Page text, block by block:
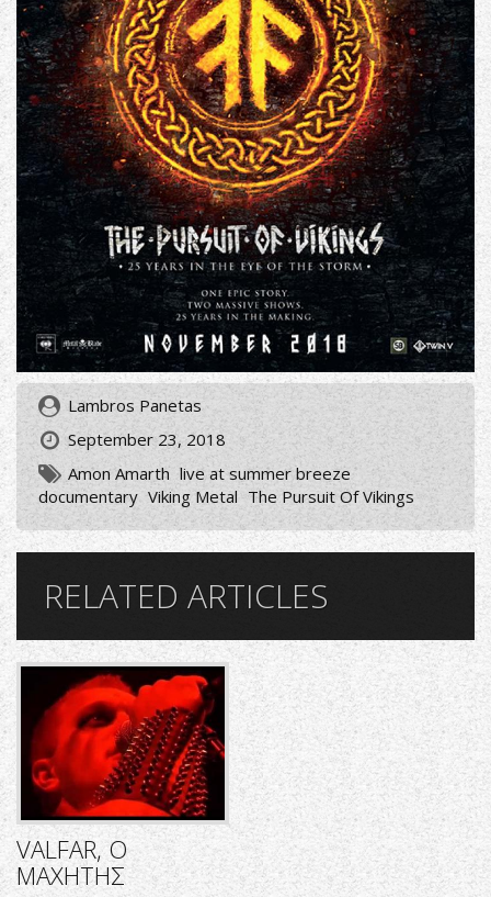
Lambros Panetas
September 23, 2018
Amon Amarth live at summer breeze
documentary Viking Metal The Pursuit Of Vikings
RELATED ARTICLES
VALFAR, Ο
ΜΑΧΗΤΗΣ